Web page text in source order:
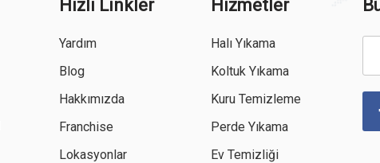
Hızlı Linkler
Yardım
Blog
Hakkımızda
Franchise
Lokasyonlar
Hizmetler
Halı Yıkama
Koltuk Yıkama
Kuru Temizleme
Perde Yıkama
Ev Temizliği